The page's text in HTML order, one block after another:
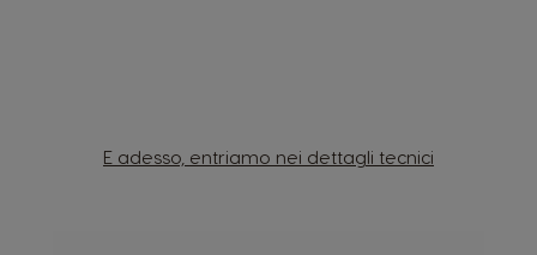
E adesso, entriamo nei dettagli tecnici